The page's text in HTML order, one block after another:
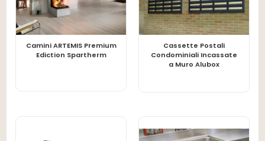
LEGGI TUTTO
Camini ARTEMIS Premium
Ediction Spartherm
LEGGI TUTTO
Cassette Postali
Condominiali Incassate
a Muro Alubox